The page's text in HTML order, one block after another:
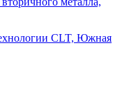
CLT, Южная